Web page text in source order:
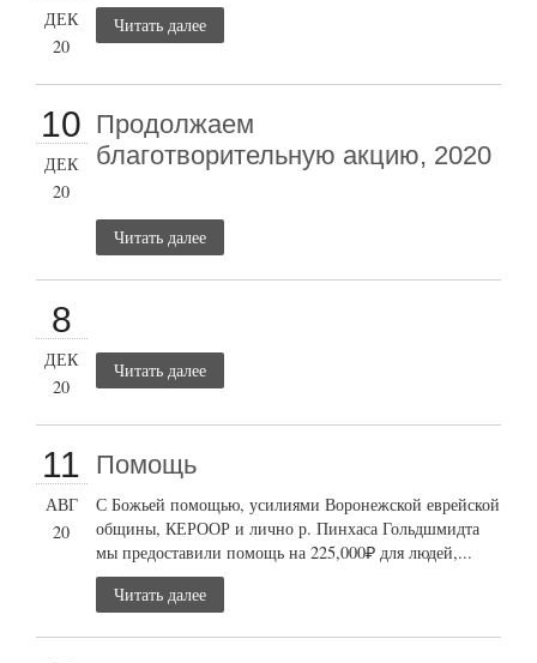
ДЕК
20
Читать далее
10
ДЕК
20
Продолжаем
благотворительную акцию, 2020
Читать далее
8
ДЕК
20
Читать далее
11
АВГ
20
Помощь
С Божьей помощью, усилиями Воронежской еврейской
общины, КЕРООР и лично р. Пинхаса Гольдшмидта
мы предоставили помощь на 225,000₽ для людей,...
Читать далее